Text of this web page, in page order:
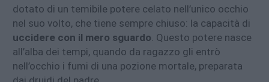
dotato di un temibile potere celato nell’unico occhio
nel suo volto, che tiene sempre chiuso: la capacità di
uccidere con il mero sguardo. Questo potere nasce
all’alba dei tempi, quando da ragazzo gli entrò
nell’occhio i fumi di una pozione mortale, preparata